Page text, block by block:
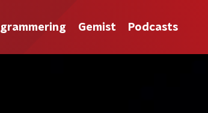
Gemist Podcasts